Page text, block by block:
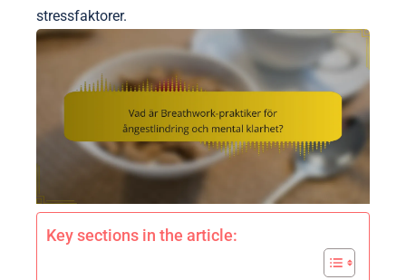
stressfaktorer.
Key sections in the article: